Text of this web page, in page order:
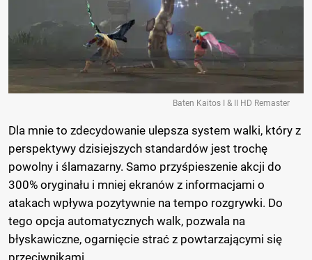
Baten Kaitos I & II HD Remaster
Dla mnie to zdecydowanie ulepsza system walki, który z
perspektywy dzisiejszych standardów jest trochę
powolny i ślamazarny. Samo przyśpieszenie akcji do
300% oryginału i mniej ekranów z informacjami o
atakach wpływa pozytywnie na tempo rozgrywki. Do
tego opcja automatycznych walk, pozwala na
błyskawiczne, ogarnięcie strać z powtarzającymi się